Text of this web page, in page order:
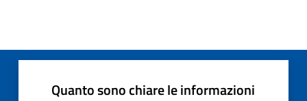
Quanto sono chiare le informazioni